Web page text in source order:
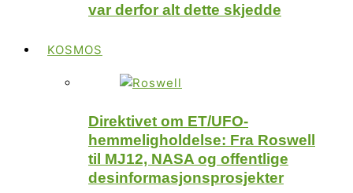
var derfor alt dette skjedde
KOSMOS
Direktivet om ET/UFO-
hemmeligholdelse: Fra Roswell
til MJ12, NASA og offentlige
desinformasjonsprosjekter